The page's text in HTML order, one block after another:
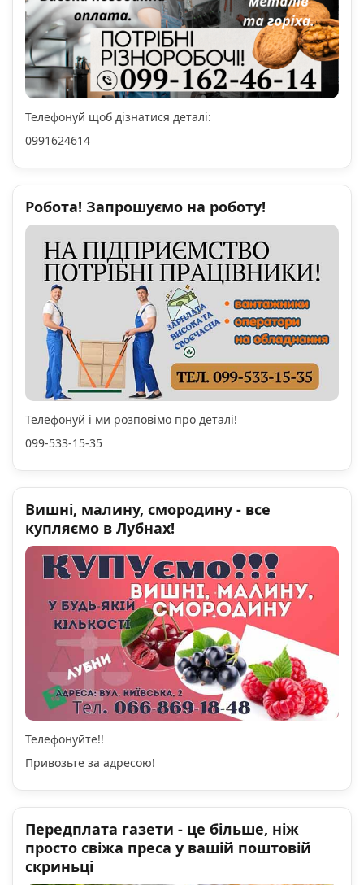
Телефонуй щоб дізнатися деталі:
0991624614
Робота! Запрошуємо на роботу!
Телефонуй і ми розповімо про деталі!
099-533-15-35
Вишні, малину, смородину - все
купляємо в Лубнах!
Телефонуйте!!
Привозьте за адресою!
Передплата газети - це більше, ніж
просто свіжа преса у вашій поштовій
скриньці